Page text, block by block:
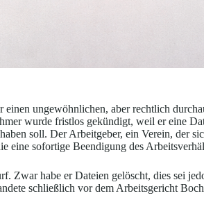
ungewöhnlichen, aber rechtlich
wurde fristlos gekündigt, weil er eine
soll. Der Arbeitgeber, ein Verein, der
eine sofortige Beendigung des
Zwar habe er Dateien gelöscht, dies sei
schließlich vor dem Arbeitsgericht